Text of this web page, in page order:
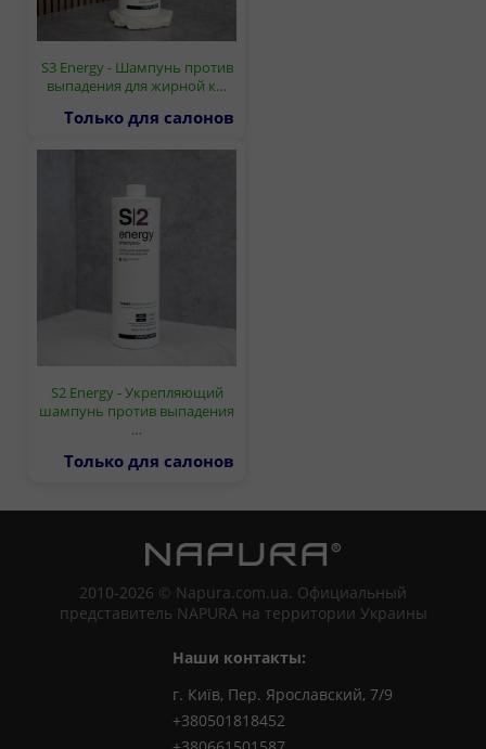
S3 Energy - Шампунь против
выпадения для жирной к…
Только для салонов
S2 Energy - Укрепляющий
шампунь против выпадения
…
Только для салонов
2010-2026 © Napura.com.ua. Официальный
представитель NAPURA на территории Украины
Наши контакты:
г. Київ, Пер. Ярославский, 7/9
+380501818452